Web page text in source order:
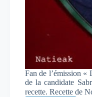
Fan de l’émission «
de la candidate
recette. Recette de